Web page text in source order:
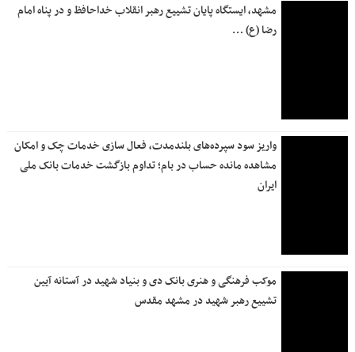
مشهد، ایستگاه پایان تشییع رهبر انقلاب خداحافظ و در پناه امام
رضا (ع) …
واریز سود سپرده‌های بلندمدت، فعال سازی خدمات چک و امکان
مشاهده مانده حساب در بام؛ تداوم بازگشت خدمات بانک ملی
ایران
موکب فرهنگی و هنری بانک دی و بنیاد شهید در آستانه آیین
تشییع رهبر شهید در مشهد مقدس